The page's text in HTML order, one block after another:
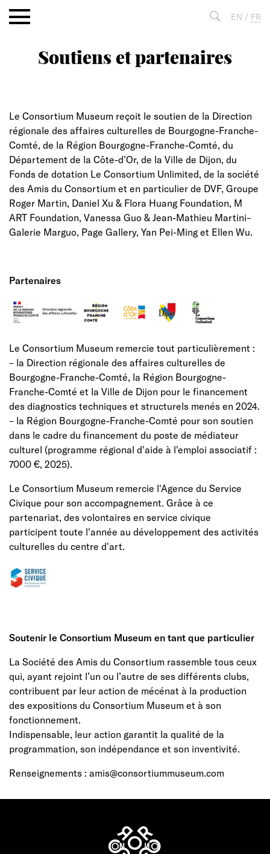
Aller
au
EN / FR
Soutiens et partenaires
Le Consortium Museum reçoit le soutien de la Direction
régionale des affaires culturelles de Bourgogne-Franche-
Comté, de la Région Bourgogne-Franche-Comté, du
Département de la Côte-d’Or, de la Ville de Dijon, du
Fonds de dotation Le Consortium Unlimited, de la société
des Amis du Consortium et en particulier de DVF, Groupe
Roger Martin, Daniel Xu & Flora Huang Foundation, M
ART Foundation, Vanessa Guo & Jean-Mathieu Martini–
Galerie Marguo, Page Gallery, Yan Pei-Ming et Ellen Wu.
Partenaires
Le Consortium Museum remercie tout particulièrement :
– la Direction régionale des affaires culturelles de
Bourgogne-Franche-Comté, la Région Bourgogne-
Franche-Comté et la Ville de Dijon pour le financement
des diagnostics techniques et structurels menés en 2024.
– la Région Bourgogne-Franche-Comté pour son soutien
dans le cadre du financement du poste de médiateur
culturel (programme régional d'aide à l'emploi associatif :
7000 €, 2025).
Le Consortium Museum remercie l'Agence du Service
Civique pour son accompagnement. Grâce à ce
partenariat, des volontaires en service civique
participent toute l'année au développement des activités
culturelles du centre d'art.
Soutenir le Consortium Museum en tant que particulier
La Société des Amis du Consortium rassemble tous ceux
qui, ayant rejoint l’un ou l’autre de ses différents clubs,
contribuent par leur action de mécénat à la production
des expositions du Consortium Museum et à son
fonctionnement.
Indispensable, leur action garantit la qualité de la
programmation, son indépendance et son inventivité.
Renseignements : amis@consortiummuseum.com
Fulltext